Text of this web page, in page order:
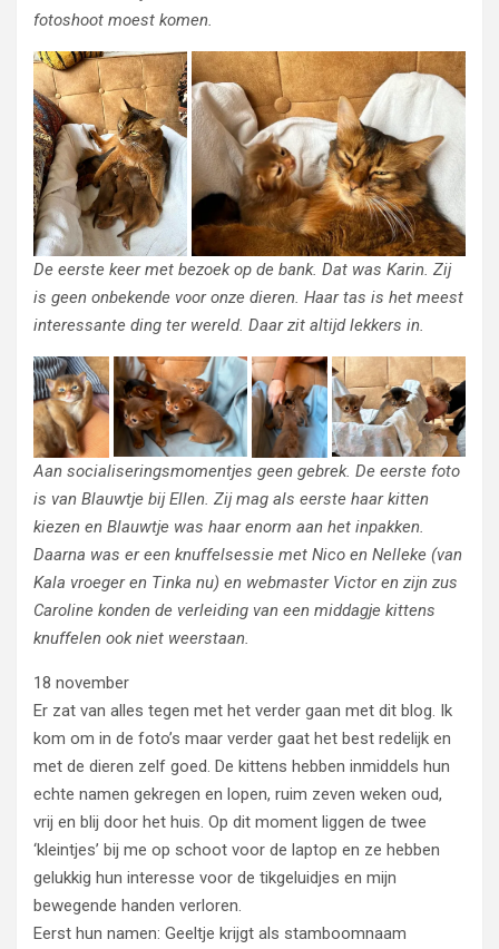
fotoshoot moest komen.
De eerste keer met bezoek op de bank. Dat was Karin. Zij
is geen onbekende voor onze dieren. Haar tas is het meest
interessante ding ter wereld. Daar zit altijd lekkers in.
Aan socialiseringsmomentjes geen gebrek. De eerste foto
is van Blauwtje bij Ellen. Zij mag als eerste haar kitten
kiezen en Blauwtje was haar enorm aan het inpakken.
Daarna was er een knuffelsessie met Nico en Nelleke (van
Kala vroeger en Tinka nu) en webmaster Victor en zijn zus
Caroline konden de verleiding van een middagje kittens
knuffelen ook niet weerstaan.
18 november
Er zat van alles tegen met het verder gaan met dit blog. Ik
kom om in de foto’s maar verder gaat het best redelijk en
met de dieren zelf goed. De kittens hebben inmiddels hun
echte namen gekregen en lopen, ruim zeven weken oud,
vrij en blij door het huis. Op dit moment liggen de twee
‘kleintjes’ bij me op schoot voor de laptop en ze hebben
gelukkig hun interesse voor de tikgeluidjes en mijn
bewegende handen verloren.
Eerst hun namen: Geeltje krijgt als stamboomnaam